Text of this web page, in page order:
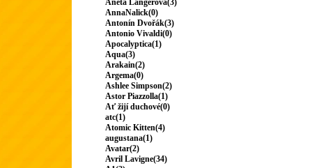
Aneta Langerova(3)
AnnaNalick(0)
Antonín Dvořák(3)
Antonio Vivaldi(0)
Apocalyptica(1)
Aqua(3)
Arakain(2)
Argema(0)
Ashlee Simpson(2)
Astor Piazzolla(1)
Ať žijí duchové(0)
atc(1)
Atomic Kitten(4)
augustana(1)
Avatar(2)
Avril Lavigne(34)